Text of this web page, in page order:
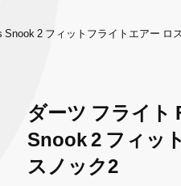
2 フィットフライトエアー ロ
ダーツ フライ
Snook 2 フィッ
スノック2